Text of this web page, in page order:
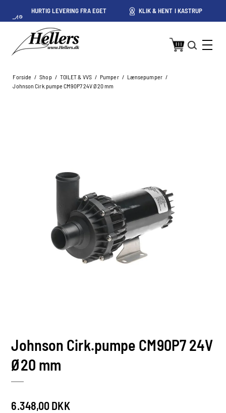
HURTIG LEVERING FRA EGET
LAGER I KASTRUP
KLIK & HENT I KASTRUP
Forside / Shop / TOILET & VVS / Pumper / Lænsepumper /
Johnson Cirk.pumpe CM90P7 24V Ø20 mm
Johnson Cirk.pumpe CM90P7 24V
Ø20 mm
6.348,00 DKK